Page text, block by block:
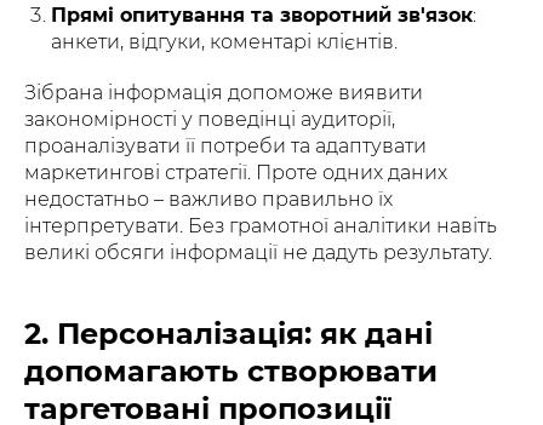
Прямі опитування та зворотний зв'язок:
анкети, відгуки, коментарі клієнтів.
Зібрана інформація допоможе виявити
закономірності у поведінці аудиторії,
проаналізувати її потреби та адаптувати
маркетингові стратегії. Проте одних даних
недостатньо – важливо правильно їх
інтерпретувати. Без грамотної аналітики навіть
великі обсяги інформації не дадуть результату.
2. Персоналізація: як дані
допомагають створювати
таргетовані пропозиції